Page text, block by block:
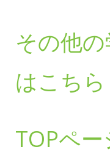
その他
はこちら
TOPペ